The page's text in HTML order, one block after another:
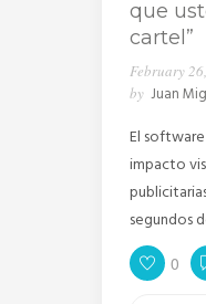
que
cartel”
February
by Juan
El
impacto
segundos
0